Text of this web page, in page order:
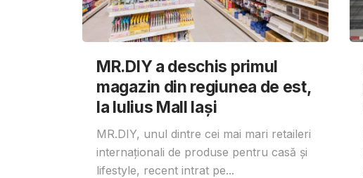
MR.DIY a deschis primul
magazin din regiunea de est,
la Iulius Mall Iași
MR.DIY, unul dintre cei mai mari retaileri
internaționali de produse pentru casă și
lifestyle, recent intrat pe...